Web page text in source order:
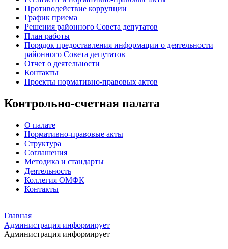
Противодействие коррупции
График приема
Решения районного Совета депутатов
План работы
Порядок предоставления информации о деятельности
районного Совета депутатов
Отчет о деятельности
Контакты
Проекты нормативно-правовых актов
Контрольно-счетная палата
О палате
Нормативно-правовые акты
Структура
Соглашения
Методика и стандарты
Деятельность
Коллегия ОМФК
Контакты
Главная
Администрация информирует
Администрация информирует